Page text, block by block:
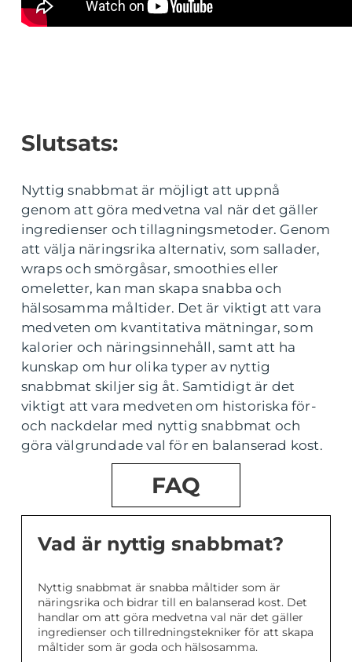
Slutsats:
Nyttig snabbmat är möjligt att uppnå
genom att göra medvetna val när det gäller
ingredienser och tillagningsmetoder. Genom
att välja näringsrika alternativ, som sallader,
wraps och smörgåsar, smoothies eller
omeletter, kan man skapa snabba och
hälsosamma måltider. Det är viktigt att vara
medveten om kvantitativa mätningar, som
kalorier och näringsinnehåll, samt att ha
kunskap om hur olika typer av nyttig
snabbmat skiljer sig åt. Samtidigt är det
viktigt att vara medveten om historiska för-
och nackdelar med nyttig snabbmat och
göra välgrundade val för en balanserad kost.
FAQ
Vad är nyttig snabbmat?
Nyttig snabbmat är snabba måltider som är
näringsrika och bidrar till en balanserad kost. Det
handlar om att göra medvetna val när det gäller
ingredienser och tillredningstekniker för att skapa
måltider som är goda och hälsosamma.